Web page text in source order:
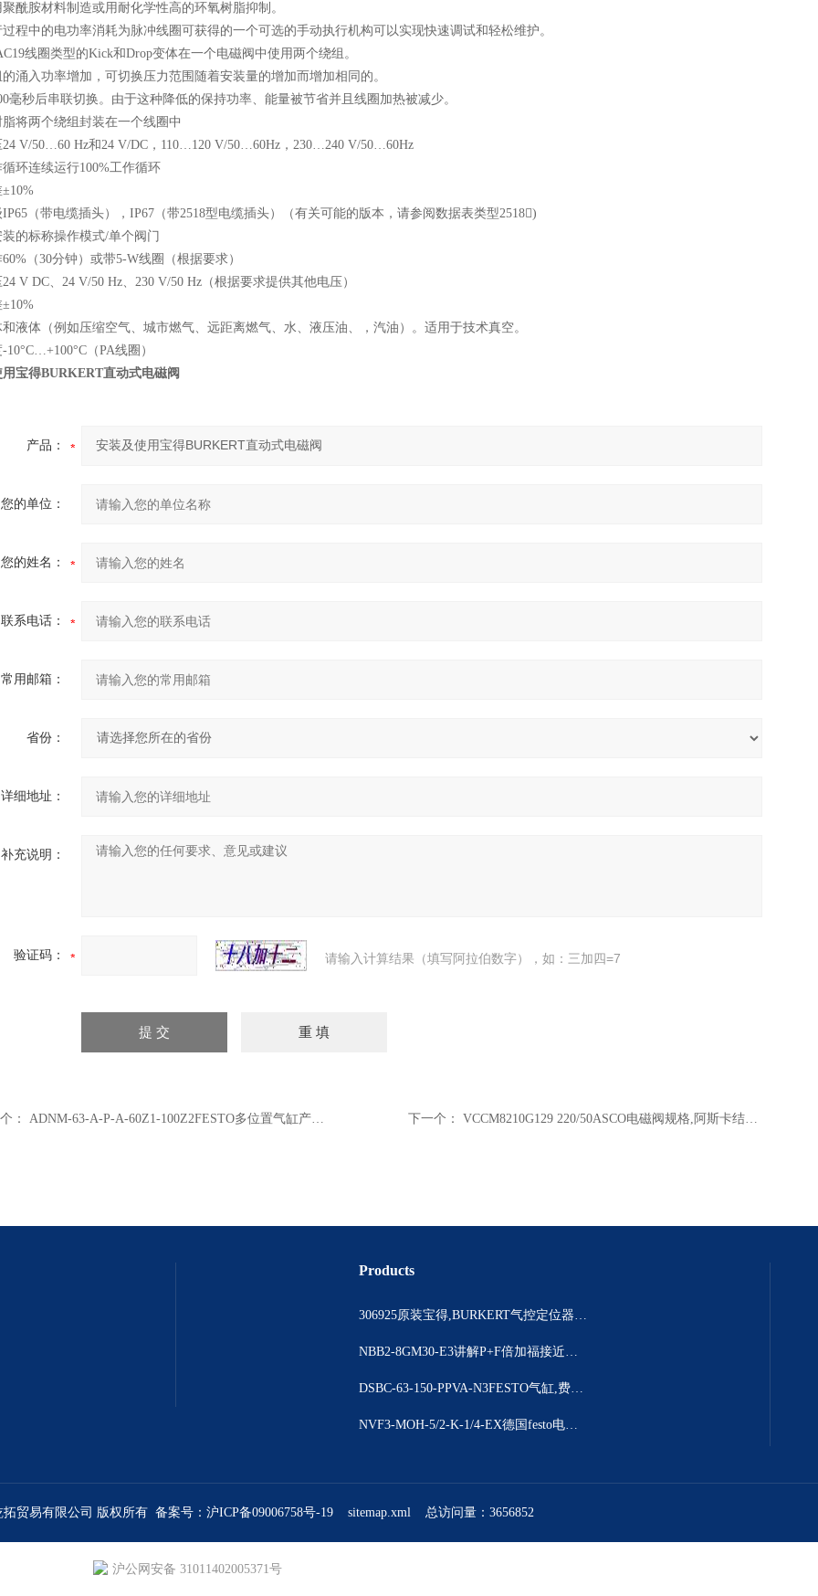
酰胺材料制造或用耐化学性高的环氧树脂抑制。
程中的电功率消耗为脉冲线圈可获得的一个可选的手动执行机构可以实现快速调试和轻松维护。
线圈类型的Kick和Drop变体在一个电磁阀中使用两个绕组。
涌入功率增加，可切换压力范围随着安装量的增加而增加相同的。
毫秒后串联切换。由于这种降低的保持功率、能量被节省并且线圈加热被减少。
将两个绕组封装在一个线圈中
24 V/50…60 Hz和24 V/DC，110…120 V/50…60Hz，230…240 V/50…60Hz
环连续运行100%工作循环
（带电缆插头），IP67（带2518型电缆插头）（有关可能的版本，请参阅数据表类型2518)
的标称操作模式/单个阀门
（30分钟）或带5-W线圈（根据要求）
V DC、24 V/50 Hz、230 V/50 Hz（根据要求提供其他电压）
液体（例如压缩空气、城市燃气、远距离燃气、水、液压油、，汽油）。适用于技术真空。
10°C…+100°C（PA线圈）
宝得BURKERT直动式电磁阀
产品：
您的单位：
您的姓名：
联系电话：
常用邮箱：
省份：
详细地址：
补充说明：
验证码： 请输入计算结果（填写阿拉伯数字），如：三加四=7
： ADNM-63-A-P-A-60Z1-100Z2FESTO多位置气缸产品特性一览 下一个： VCCM8210G129 220/50ASCO电磁阀规格,阿斯卡结构材质
Products
306925原装宝得,BURKERT气控定位器结构详情
NBB2-8GM30-E3讲解P+F倍加福接近开关选择要点
DSBC-63-150-PPVA-N3FESTO气缸,费斯托DSBC系列产品解说
NVF3-MOH-5/2-K-1/4-EX德国festo电磁阀，进口费斯托
贸易有限公司 版权所有 备案号： 沪ICP备09006758号-19 sitemap.xml 总访问量：3656852
沪公网安备 31011402005371号